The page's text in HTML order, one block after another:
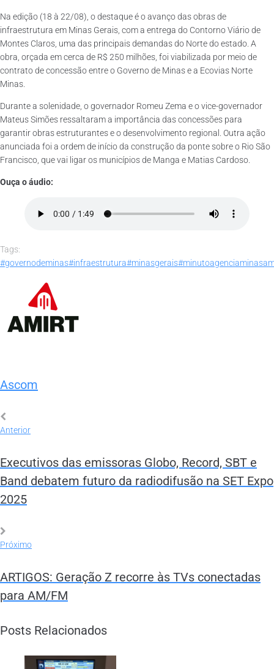
Na edição (18 à 22/08), o destaque é o avanço das obras de
infraestrutura em Minas Gerais, com a entrega do Contorno Viário de
Montes Claros, uma das principais demandas do Norte do estado. A
obra, orçada em cerca de R$ 250 milhões, foi viabilizada por meio de
contrato de concessão entre o Governo de Minas e a Ecovias Norte
Minas.
Durante a solenidade, o governador Romeu Zema e o vice-governador
Mateus Simões ressaltaram a importância das concessões para
garantir obras estruturantes e o desenvolvimento regional. Outra ação
anunciada foi a ordem de início da construção da ponte sobre o Rio São
Francisco, que vai ligar os municípios de Manga e Matias Cardoso.
Ouça o áudio:
Tags:
#governodeminas#infraestrutura#minasgerais#minutoagenciaminas
Ascom
Anterior
Executivos das emissoras Globo, Record, SBT e
Band debatem futuro da radiodifusão na SET Expo
2025
Próximo
ARTIGOS: Geração Z recorre às TVs conectadas
para AM/FM
Posts Relacionados